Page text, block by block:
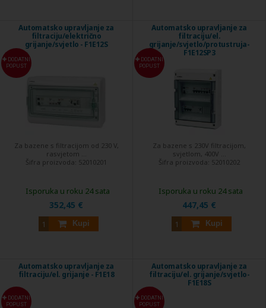
Automatsko upravljanje za
filtraciju/električno
grijanje/svjetlo - F1E12S
DODATNI
POPUST
Za bazene s filtracijom od 230 V,
rasvjetom ...
Šifra proizvoda: 52010201
352,45 €
Kupi
Isporuka u roku 24 sata
Automatsko upravljanje za
filtraciju/el.
grijanje/svjetlo/protustruja-
F1E12SP3
DODATNI
POPUST
Za bazene s 230V filtracijom,
svjetlom, 400V ...
Šifra proizvoda: 52010202
447,45 €
Kupi
Isporuka u roku 24 sata
Automatsko upravljanje za
filtraciju/el. grijanje - F1E18
DODATNI
POPUST
Automatsko upravljanje za
filtraciju/el. grijanje/svjetlo-
F1E18S
DODATNI
POPUST